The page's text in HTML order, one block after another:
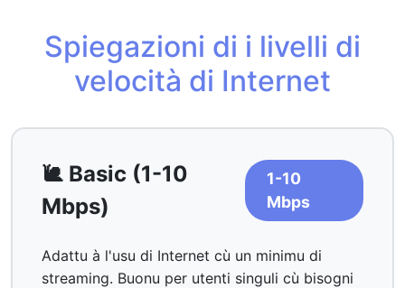
Spiegazioni di i livelli di
velocità di Internet
🐌 Basic (1-10
Mbps)
1-10
Mbps
Adattu à l'usu di Internet cù un minimu di
streaming. Buonu per utenti singuli cù bisogni